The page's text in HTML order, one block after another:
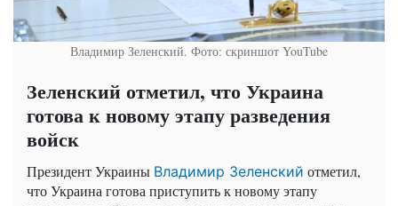
Владимир Зеленский. Фото: скриншот YouTube
Зеленский отметил, что Украина
готова к новому этапу разведения
войск
Президент Украины Владимир Зеленский отметил,
что Украина готова приступить к новому этапу